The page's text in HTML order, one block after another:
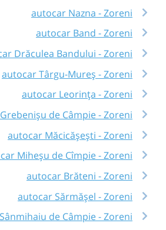
autocar Nazna - Zoreni
autocar Band - Zoreni
Drăculea Bandului - Zoreni
autocar Târgu-Mureș - Zoreni
autocar Leorința - Zoreni
de Câmpie - Zoreni
autocar Măcicășești - Zoreni
Miheșu de Cîmpie - Zoreni
autocar Brăteni - Zoreni
autocar Sărmășel - Zoreni
de Câmpie - Zoreni